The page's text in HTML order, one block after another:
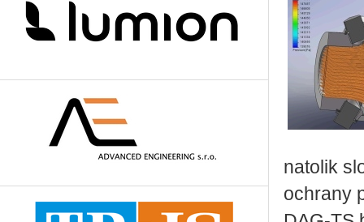
natolik
ochrany